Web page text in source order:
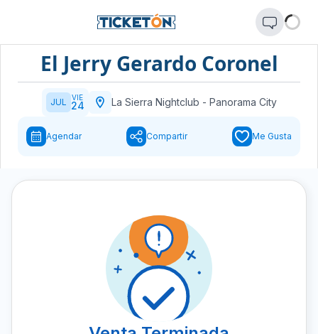
El Jerry Gerardo Coronel
JUL VIE
24 La Sierra Nightclub - Panorama City
Agendar Compartir Me Gusta